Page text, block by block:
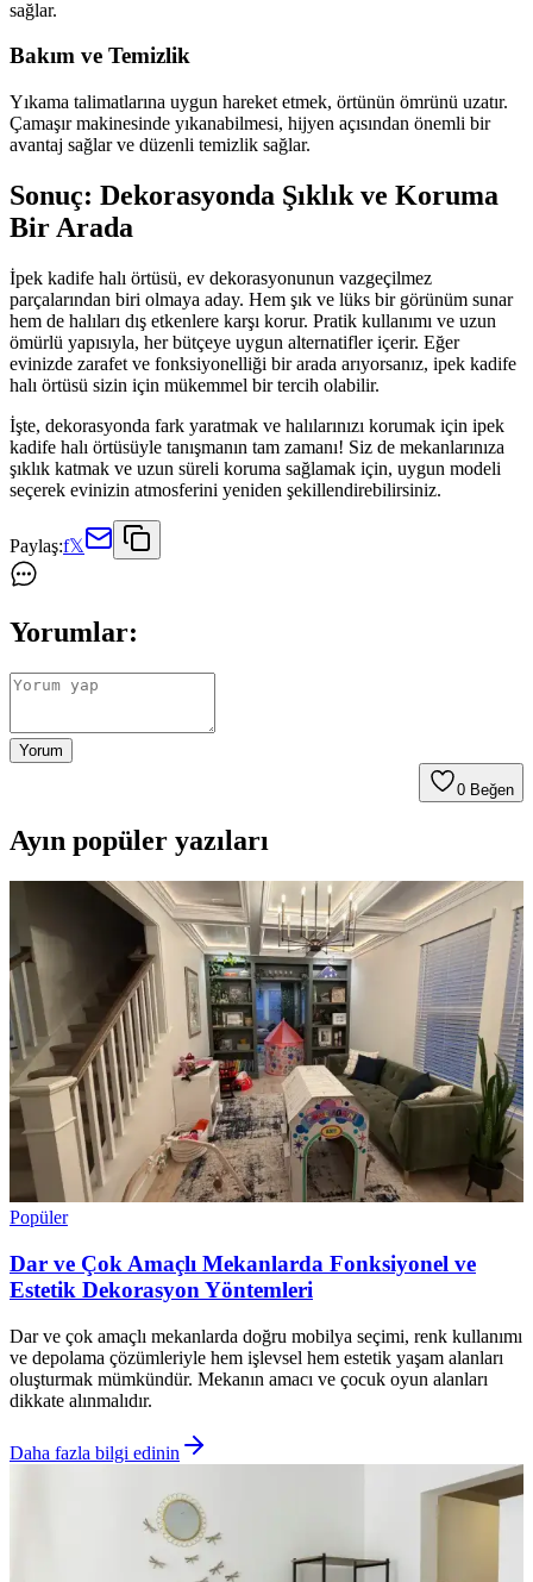
sağlar.
Bakım ve Temizlik
Yıkama talimatlarına uygun hareket etmek, örtünün ömrünü uzatır.
Çamaşır makinesinde yıkanabilmesi, hijyen açısından önemli bir
avantaj sağlar ve düzenli temizlik sağlar.
Sonuç: Dekorasyonda Şıklık ve Koruma
Bir Arada
İpek kadife halı örtüsü, ev dekorasyonunun vazgeçilmez
parçalarından biri olmaya aday. Hem şık ve lüks bir görünüm sunar
hem de halıları dış etkenlere karşı korur. Pratik kullanımı ve uzun
ömürlü yapısıyla, her bütçeye uygun alternatifler içerir. Eğer
evinizde zarafet ve fonksiyonelliği bir arada arıyorsanız, ipek kadife
halı örtüsü sizin için mükemmel bir tercih olabilir.
İşte, dekorasyonda fark yaratmak ve halılarınızı korumak için ipek
kadife halı örtüsüyle tanışmanın tam zamanı! Siz de mekanlarınıza
şıklık katmak ve uzun süreli koruma sağlamak için, uygun modeli
seçerek evinizin atmosferini yeniden şekillendirebilirsiniz.
Paylaş:f𝕏
Yorumlar:
Yorum
0 Beğen
Ayın popüler yazıları
Popüler
Dar ve Çok Amaçlı Mekanlarda Fonksiyonel ve
Estetik Dekorasyon Yöntemleri
Dar ve çok amaçlı mekanlarda doğru mobilya seçimi, renk kullanımı
ve depolama çözümleriyle hem işlevsel hem estetik yaşam alanları
oluşturmak mümkündür. Mekanın amacı ve çocuk oyun alanları
dikkate alınmalıdır.
Daha fazla bilgi edinin